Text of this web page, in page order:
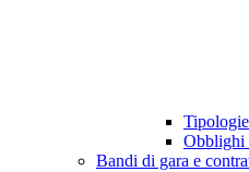
Obblighi
Bandi di gara e